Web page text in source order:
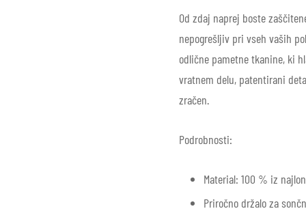
Od zdaj naprej boste
nepogrešljiv pri vseh vaših
odlične pametne tkanine, ki
vratnem delu, patentirani
zračen.
Podrobnosti:
Material: 100 % iz
Priročno držalo za